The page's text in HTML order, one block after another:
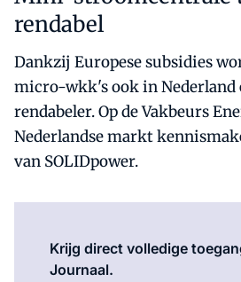
rendabel
Dankzij Europese subsidies
micro-wkk's ook in Nederland
rendabeler. Op de Vakbeurs
Nederlandse markt
van SOLIDpower.
Krijg direct volledige
Journaal.